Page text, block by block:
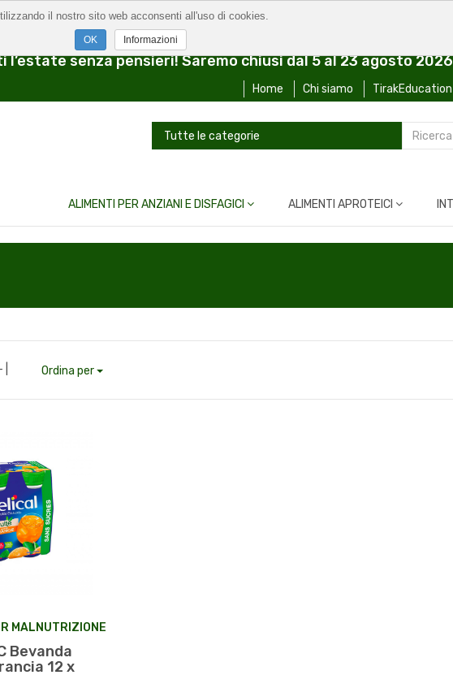
senza pensieri! Saremo chiusi dal 5 al 23 agosto
Home Chi siamo TirakEducation
ALIMENTI PER ANZIANI E DISFAGICI ALIMENTI APROTEICI
| Ordina per
MALNUTRIZIONE
Bevanda
12 x
il nostro sito web acconsenti all'uso di cookies.
Informazioni